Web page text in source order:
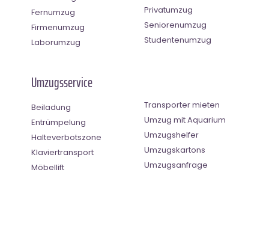
Fernumzug
Firmenumzug
Laborumzug
Privatumzug
Seniorenumzug
Studentenumzug
Umzugsservice
Beiladung
Entrümpelung
Halteverbotszone
Klaviertransport
Möbellift
Transporter mieten
Umzug mit Aquarium
Umzugshelfer
Umzugskartons
Umzugsanfrage